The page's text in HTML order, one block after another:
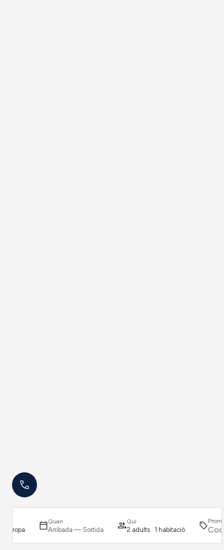
Europa
Quan
Arribada — Sortida
Qui
2 adults · 1 habitació